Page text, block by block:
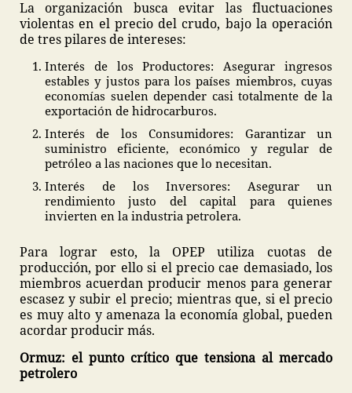
La organización busca evitar las fluctuaciones
violentas en el precio del crudo, bajo la operación
de tres pilares de intereses:
Interés de los Productores: Asegurar ingresos
estables y justos para los países miembros, cuyas
economías suelen depender casi totalmente de la
exportación de hidrocarburos.
Interés de los Consumidores: Garantizar un
suministro eficiente, económico y regular de
petróleo a las naciones que lo necesitan.
Interés de los Inversores: Asegurar un
rendimiento justo del capital para quienes
invierten en la industria petrolera.
Para lograr esto, la OPEP utiliza cuotas de
producción, por ello si el precio cae demasiado, los
miembros acuerdan producir menos para generar
escasez y subir el precio; mientras que, si el precio
es muy alto y amenaza la economía global, pueden
acordar producir más.
Ormuz: el punto crítico que tensiona al mercado
petrolero